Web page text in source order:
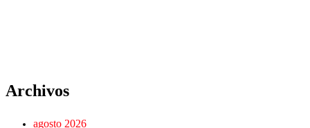
Archivos
agosto 2026